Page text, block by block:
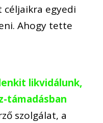
céljaikra egyedi
Ahogy tette
likvidálunk,
támadásban
szolgálat, a